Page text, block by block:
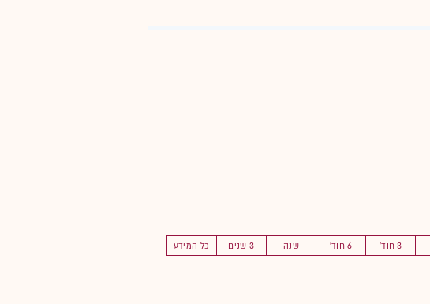
3 חוד' 6 חוד' שנה 3 שנים כל המידע